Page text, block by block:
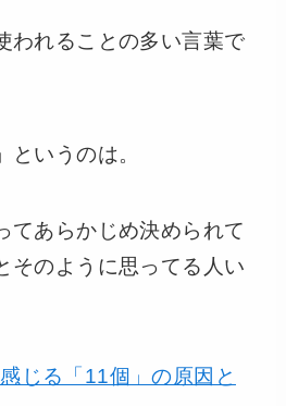
われることの多い言葉で
というのは。
てあらかじめ決められて
そのように思ってる人い
じる「11個」の原因と